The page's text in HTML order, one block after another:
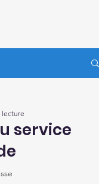
service
lecture